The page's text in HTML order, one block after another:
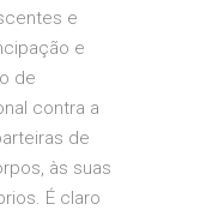
e
e
de
contra a
de
às suas
É claro